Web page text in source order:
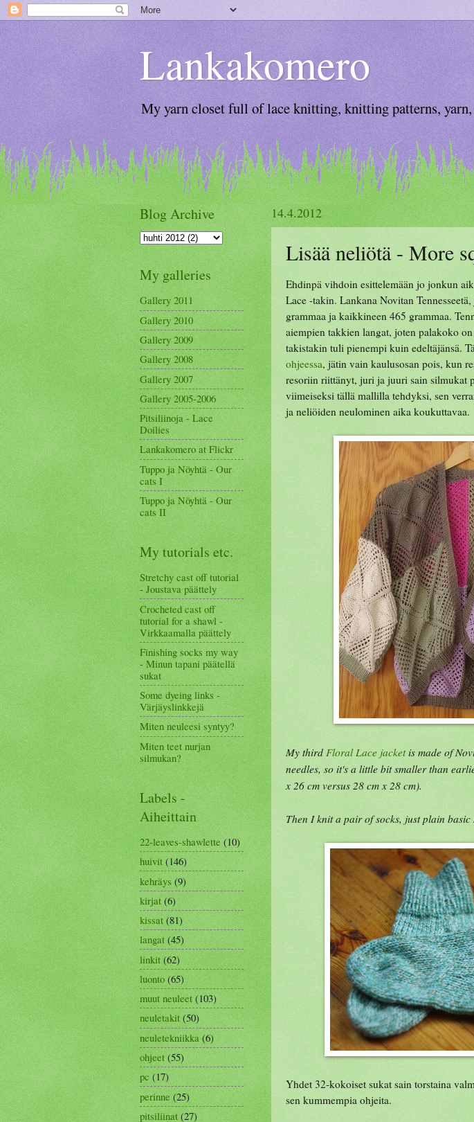
Lankakomero
My yarn closet full of lace knitting, knitting patterns, yarn,
14.4.2012
Lisää neliötä - More
Ehdinpä vihdoin esittelemään jo jonkun
Lace -takin. Lankana Novitan
grammaa ja kaikkineen 465 grammaa.
aiempien takkien langat, joten palakoko
takistakin tuli pienempi kuin edeltäjänsä.
ohjeessa, jätin vain kaulusosan pois, kun
resoriin riittänyt, juri ja juuri sain silmukat
viimeiseksi tällä mallilla tehdyksi, sen
ja neliöiden neulominen aika koukuttavaa.
My third Floral Lace jacketis made of
needles, so it's a little bit smaller than
x 26 cm versus 28 cm x 28 cm).
Then I knit a pair of socks, just plain basic
Yhdet 32-kokoiset sukat sain torstaina
sen kummempia ohjeita.
Blog Archive
My galleries
Gallery 2011
Gallery 2010
Gallery 2009
Gallery 2008
Gallery 2007
Gallery 2005-2006
Pitsiliinoja - Lace
Doilies
Lankakomero at Flickr
Tuppo ja Nöyhtä - Our
cats I
Tuppo ja Nöyhtä - Our
cats II
My tutorials etc.
Stretchy cast off tutorial
- Joustava päättely
Crocheted cast off
tutorial for a shawl -
Virkkaamalla päättely
Finishing socks my way
- Minun tapani päätellä
sukat
Some dyeing links -
Värjäyslinkkejä
Miten neuleesi syntyy?
Miten teet nurjan
silmukan?
Labels -
Aiheittain
22-leaves-shawlette (10)
huivit (146)
kehräys (9)
kirjat (6)
kissat (81)
langat (45)
linkit (62)
luonto (65)
muut neuleet (103)
neuletakit (50)
neuletekniikka (6)
ohjeet (55)
pc (17)
perinne (25)
pitsiliinat (27)